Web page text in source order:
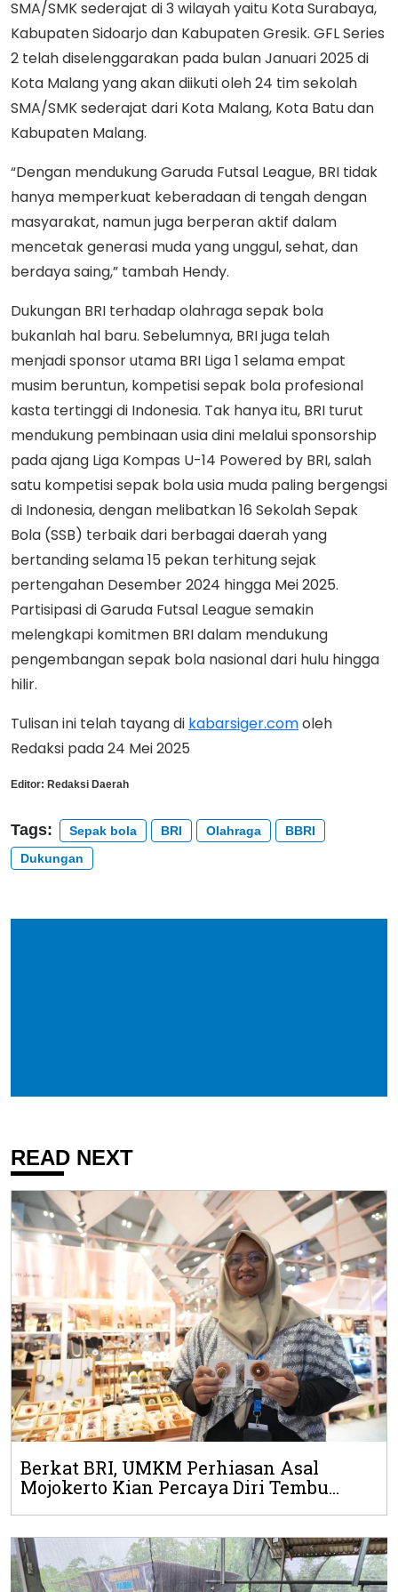
SMA/SMK sederajat di 3 wilayah yaitu Kota Surabaya,
Kabupaten Sidoarjo dan Kabupaten Gresik. GFL Series
2 telah diselenggarakan pada bulan Januari 2025 di
Kota Malang yang akan diikuti oleh 24 tim sekolah
SMA/SMK sederajat dari Kota Malang, Kota Batu dan
Kabupaten Malang.
“Dengan mendukung Garuda Futsal League, BRI tidak
hanya memperkuat keberadaan di tengah dengan
masyarakat, namun juga berperan aktif dalam
mencetak generasi muda yang unggul, sehat, dan
berdaya saing,” tambah Hendy.
Dukungan BRI terhadap olahraga sepak bola
bukanlah hal baru. Sebelumnya, BRI juga telah
menjadi sponsor utama BRI Liga 1 selama empat
musim beruntun, kompetisi sepak bola profesional
kasta tertinggi di Indonesia. Tak hanya itu, BRI turut
mendukung pembinaan usia dini melalui sponsorship
pada ajang Liga Kompas U-14 Powered by BRI, salah
satu kompetisi sepak bola usia muda paling bergengsi
di Indonesia, dengan melibatkan 16 Sekolah Sepak
Bola (SSB) terbaik dari berbagai daerah yang
bertanding selama 15 pekan terhitung sejak
pertengahan Desember 2024 hingga Mei 2025.
Partisipasi di Garuda Futsal League semakin
melengkapi komitmen BRI dalam mendukung
pengembangan sepak bola nasional dari hulu hingga
hilir.
Tulisan ini telah tayang di kabarsiger.comoleh
Redaksi pada 24 Mei 2025
Editor: Redaksi Daerah
Tags: Sepak bola BRI Olahraga
BBRI
Dukungan
READ NEXT
Berkat BRI, UMKM Perhiasan Asal
Mojokerto Kian Percaya Diri Tembu...